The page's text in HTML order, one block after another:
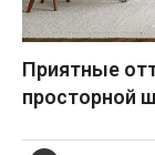
Приятные
просторной